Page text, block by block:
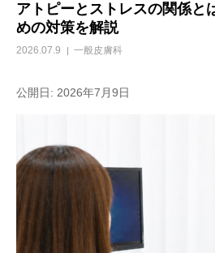
アトピーとストレスの関係と
めの対策を解説
2026.07.9 一般皮膚科
公開日: 2026年7月9日
Reserva Online
Precios